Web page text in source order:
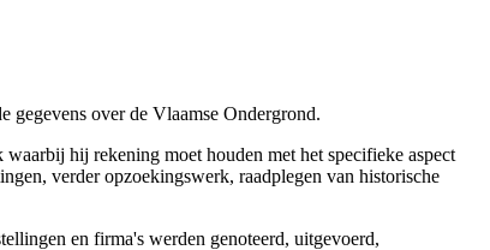
gegevens over de Vlaamse Ondergrond.
hij rekening moet houden met het specifieke aspect
verder opzoekingswerk, raadplegen van historische
en firma's werden genoteerd, uitgevoerd,